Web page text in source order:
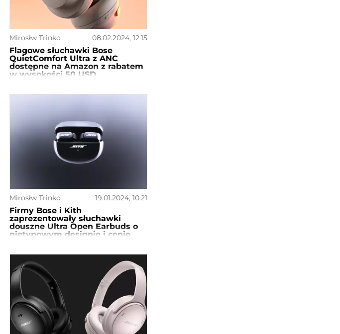
Mirosłw Trinko 08.02.2024, 12:15
Flagowe słuchawki Bose
QuietComfort Ultra z ANC
dostępne na Amazon z rabatem
w wysokości 50 USD
Mirosłw Trinko 19.01.2024, 10:21
Firmy Bose i Kith
zaprezentowały słuchawki
douszne Ultra Open Earbuds o
nietypowym designie i cenie